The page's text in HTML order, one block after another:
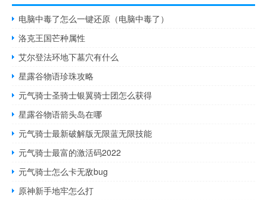
电脑中毒了怎么一键还原（电脑中毒了）
洛克王国芒种属性
艾尔登法环地下墓穴有什么
星露谷物语珍珠攻略
元气骑士圣骑士银翼骑士团怎么获得
星露谷物语箭头岛在哪
元气骑士最新破解版无限蓝无限技能
元气骑士最富的激活码2022
元气骑士怎么卡无敌bug
原神新手地牢怎么打